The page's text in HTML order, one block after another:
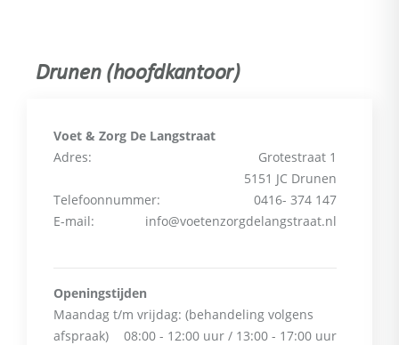
Drunen (hoofdkantoor)
Voet & Zorg De Langstraat
Adres:
Grotestraat 1
5151 JC Drunen
Telefoonnummer:
0416- 374 147
E-mail:
info@voetenzorgdelangstraat.nl
Openingstijden
Maandag t/m vrijdag:
08:00 - 12:00 uur / 13:00 - 17:00 uur
(behandeling volgens
afspraak)